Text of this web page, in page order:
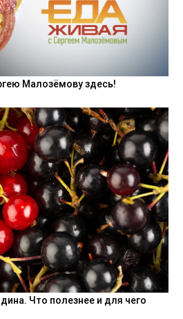
Малозёмову здесь!
Что полезнее и для чего